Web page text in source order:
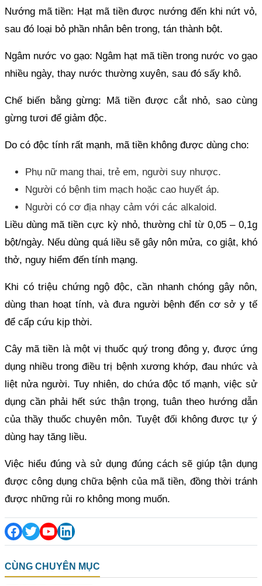
Nướng mã tiền: Hạt mã tiền được nướng đến khi nứt vỏ,
sau đó loại bỏ phần nhân bên trong, tán thành bột.
Ngâm nước vo gạo: Ngâm hạt mã tiền trong nước vo gạo
nhiều ngày, thay nước thường xuyên, sau đó sấy khô.
Chế biến bằng gừng: Mã tiền được cắt nhỏ, sao cùng
gừng tươi để giảm độc.
Do có độc tính rất mạnh, mã tiền không được dùng cho:
Phụ nữ mang thai, trẻ em, người suy nhược.
Người có bệnh tim mạch hoặc cao huyết áp.
Người có cơ địa nhạy cảm với các alkaloid.
Liều dùng mã tiền cực kỳ nhỏ, thường chỉ từ 0,05 – 0,1g
bột/ngày. Nếu dùng quá liều sẽ gây nôn mửa, co giật, khó
thở, nguy hiểm đến tính mạng.
Khi có triệu chứng ngộ độc, cần nhanh chóng gây nôn,
dùng than hoạt tính, và đưa người bệnh đến cơ sở y tế
để cấp cứu kịp thời.
Cây mã tiền là một vị thuốc quý trong đông y, được ứng
dụng nhiều trong điều trị bệnh xương khớp, đau nhức và
liệt nửa người. Tuy nhiên, do chứa độc tố mạnh, việc sử
dụng cần phải hết sức thận trọng, tuân theo hướng dẫn
của thầy thuốc chuyên môn. Tuyệt đối không được tự ý
dùng hay tăng liều.
Việc hiểu đúng và sử dụng đúng cách sẽ giúp tận dụng
được công dụng chữa bệnh của mã tiền, đồng thời tránh
được những rủi ro không mong muốn.
CÙNG CHUYÊN MỤC